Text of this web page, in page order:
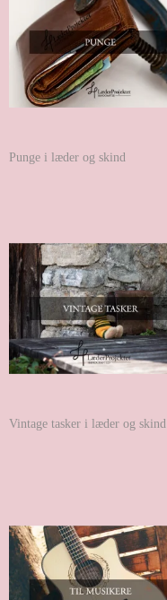
Punge i læder og skind
Vintage tasker i læder og skind